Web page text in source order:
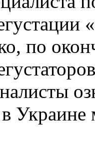
по
Украине